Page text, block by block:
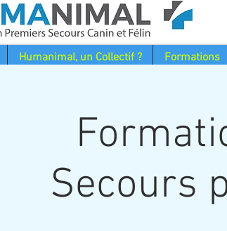
Humanimal, un Collectif ? Formations
Secours